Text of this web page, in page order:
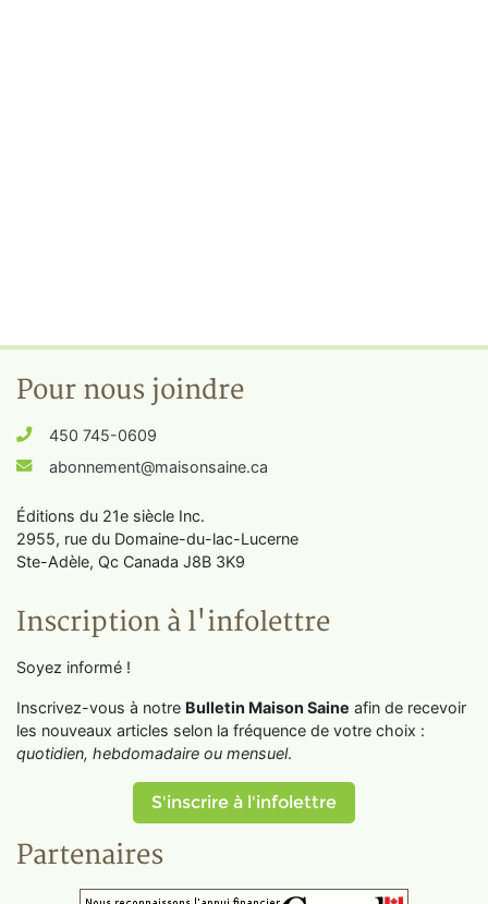
Pour nous joindre
450 745-0609
abonnement@maisonsaine.ca
Éditions du 21e siècle Inc.
2955, rue du Domaine-du-lac-Lucerne
Ste-Adèle, Qc Canada J8B 3K9
Inscription à l'infolettre
Soyez informé !
Inscrivez-vous à notre Bulletin Maison Saine afin de recevoir
les nouveaux articles selon la fréquence de votre choix :
quotidien, hebdomadaire ou mensuel.
S'inscrire à l'infolettre
Partenaires